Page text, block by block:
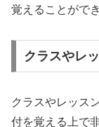
覚えることがで
クラスやレ
クラスやレッス
付を覚える上で